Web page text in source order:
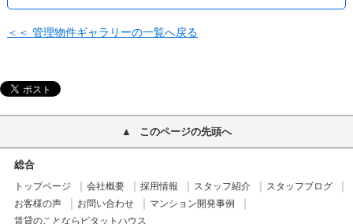
＜＜ 管理物件ギャラリーの一覧へ戻る
このページの先頭へ
総合
トップページ 会社概要 採用情報 スタッフ紹介
スタッフブログ
お客様の声
お問い合わせ
マンション開発事例
賃貸のことならピタットハウス